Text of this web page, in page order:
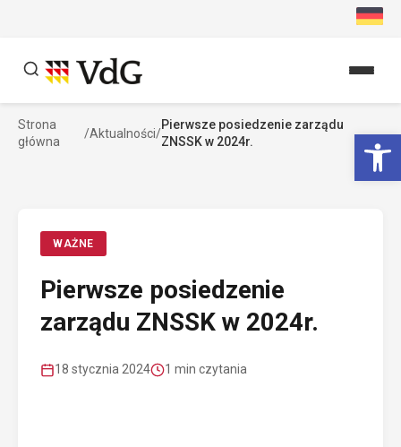
Szukaj
Strona
główna
/Aktualności/
Pierwsze posiedzenie zarządu
ZNSSK w 2024r.
WAŻNE
Pierwsze posiedzenie
zarządu ZNSSK w 2024r.
18 stycznia 2024 1 min czytania